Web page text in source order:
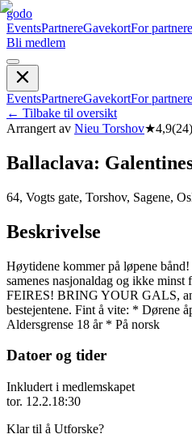
godo
EventsPartnereGavekortFor partnere
Bli medlem
EventsPartnereGavekortFor partnere
← Tilbake til oversikt
Arrangert av Nieu Torshov★4,9(24)
Ballaclava:
64, Vogts gate, Torshov, Sagene,
Beskrivelse
Høytidene kommer på løpene
samenes nasjonaldag og ikke
FEIRES! BRING YOUR GALS,
bestejentene. Fint å vite: * Dørene
Aldersgrense 18 år * På norsk
Datoer og tider
Inkludert i medlemskapet
tor. 12.2.18:30
Klar til å Utforske?